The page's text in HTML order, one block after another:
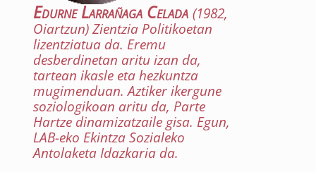
Edurne Larrañaga Celada (1982,
Oiartzun) Zientzia Politikoetan
lizentziatua da. Eremu
desberdinetan aritu izan da,
tartean ikasle eta hezkuntza
mugimenduan. Aztiker ikergune
soziologikoan aritu da, Parte
Hartze dinamizatzaile gisa. Egun,
LAB-eko Ekintza Sozialeko
Antolaketa Idazkaria da.